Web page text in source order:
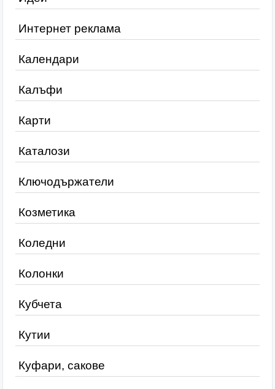
Интернет реклама
Календари
Калъфи
Карти
Каталози
Ключодържатели
Козметика
Коледни
Колонки
Кубчета
Кутии
Куфари, сакове